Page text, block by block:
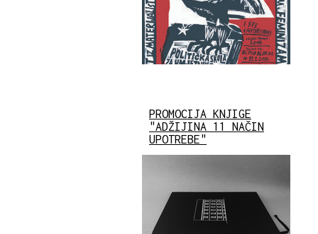
PROMOCIJA KNJIGE
"ADŽIJINA 11 NAČIN
UPOTREBE"